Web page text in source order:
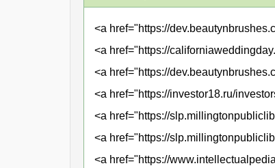
<a href="https://
<a href="https://
<a href="https://
<a href="https://investor18.ru/
<a href="https://
<a href="https://
<a href="https://